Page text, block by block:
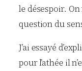
le désespoir.
question du
J’ai essayé
pour l’athée il